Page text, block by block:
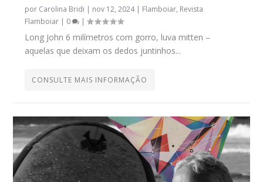
por Carolina Bridi | nov 12, 2024| Flamboiar, Revista
Flamboiar | 0 |
Long John 6 milímetros com gorro, luva mitten –
aquelas que deixam os dedos juntinhos...
CONSULTE MAIS INFORMAÇÃO